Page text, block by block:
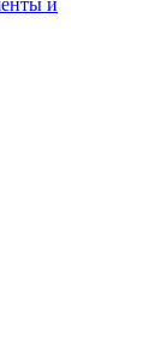
и